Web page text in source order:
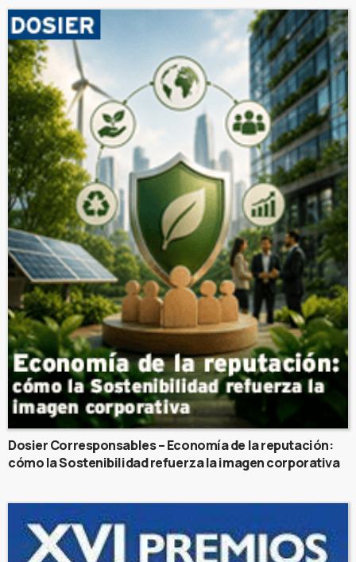
Dosier Corresponsables – Economía de la reputación:
cómo la Sostenibilidad refuerza la imagen corporativa